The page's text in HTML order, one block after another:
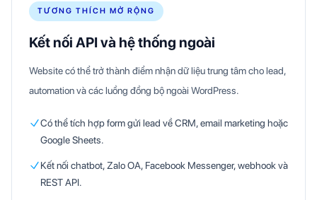
TƯƠNG THÍCH MỞ RỘNG
Kết nối API và hệ thống ngoài
Website có thể trở thành điểm nhận dữ liệu trung tâm cho lead,
automation và các luồng đồng bộ ngoài WordPress.
Có thể tích hợp form gửi lead về CRM, email marketing hoặc
Google Sheets.
Kết nối chatbot, Zalo OA, Facebook Messenger, webhook và
REST API.